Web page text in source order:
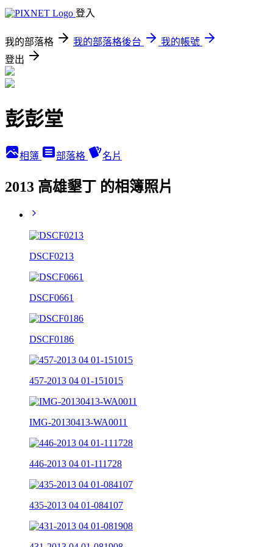
登入
我的部落格 我的部落格後台
我的帳號
登出
彭彭堂
相簿 部落格 名片
2013 高雄墾丁 的相簿照片
DSCF0213
DSCF0661
DSCF0186
457-2013 04 01-151015
IMG-20130413-WA0011
446-2013 04 01-111728
435-2013 04 01-084107